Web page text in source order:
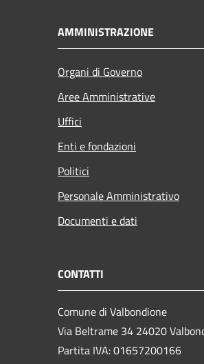
AMMINISTRAZIONE
Organi di Governo
Aree Amministrative
Uffici
Enti e fondazioni
Politici
Personale Amministrativo
Documenti e dati
CONTATTI
Comune di Valbondione
Via Beltrame 34 24020
Partita IVA: 01657200166